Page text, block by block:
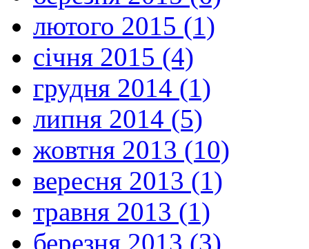
лютого 2015 (1)
січня 2015 (4)
грудня 2014 (1)
липня 2014 (5)
жовтня 2013 (10)
вересня 2013 (1)
травня 2013 (1)
березня 2013 (3)